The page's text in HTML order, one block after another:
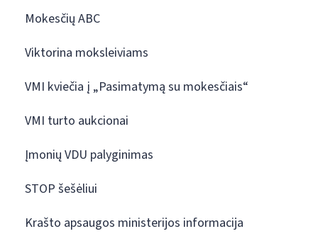
Mokesčių ABC
Viktorina moksleiviams
VMI kviečia į „Pasimatymą su mokesčiais“
VMI turto aukcionai
Įmonių VDU palyginimas
STOP šešėliui
Krašto apsaugos ministerijos informacija